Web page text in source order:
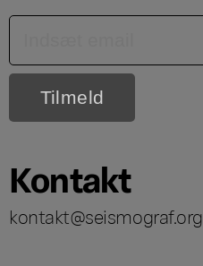
Kontakt
kontakt@seismograf.org